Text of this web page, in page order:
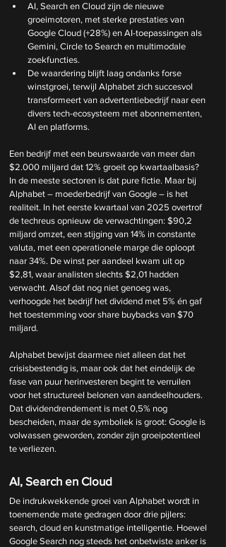
AI, Search en Cloud zijn de nieuwe
groeimotoren, met sterke prestaties van
Google Cloud (+28%) en AI-toepassingen als
Gemini, Circle to Search en multimodale
zoekfuncties.
De waardering blijft laag ondanks forse
winstgroei, terwijl Alphabet zich succesvol
transformeert van advertentiebedrijf naar een
divers tech-ecosysteem met abonnementen,
AI en platforms.
Een bedrijf met een beurswaarde van meer dan
$2.000 miljard dat 12% groeit op kwartaalbasis?
In de meeste sectoren is dat pure fictie. Maar bij
Alphabet – moederbedrijf van Google – is het
realiteit. In het eerste kwartaal van 2025 overtrof
de techreus opnieuw de verwachtingen: $90,2
miljard omzet, een stijging van 14% in constante
valuta, met een operationele marge die oploopt
naar 34%. De winst per aandeel kwam uit op
$2,81, waar analisten slechts $2,01 hadden
verwacht. Alsof dat nog niet genoeg was,
verhoogde het bedrijf het dividend met 5% én gaf
het toestemming voor share buybacks van $70
miljard.
Alphabet bewijst daarmee niet alleen dat het
crisisbestendig is, maar ook dat het eindelijk de
fase van puur herinvesteren begint te verruilen
voor het structureel belonen van aandeelhouders.
Dat dividendrendement is met 0,5% nog
bescheiden, maar de symboliek is groot: Google is
volwassen geworden, zonder zijn groeipotentieel
te verliezen.
AI, Search en Cloud
De indrukwekkende groei van Alphabet wordt in
toenemende mate gedragen door drie pijlers:
search, cloud en kunstmatige intelligentie. Hoewel
Google Search nog steeds het onbetwiste anker is